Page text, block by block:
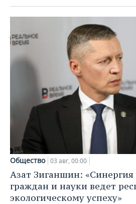
Общество 03 авг, 00:00
Азат Зиганшин: «Синергия
граждан и науки ведет
экологическому успеху»